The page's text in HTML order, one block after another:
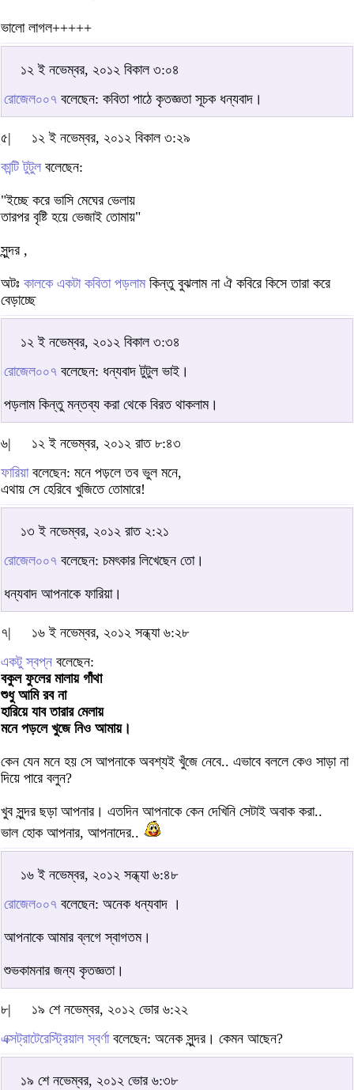
ভালো লাগল+++++
১২ ই নভেম্বর, ২০১২ বিকাল ৩:০৪
রোজেল০০৭ বলেছেন: কবিতা পাঠে কৃতজ্ঞতা সূচক ধন্যবাদ।
৫|
১২ ই নভেম্বর, ২০১২ বিকাল ৩:২৯
কান্টি টুটুল বলেছেন:
"ইচ্ছে করে ভাসি মেঘের ভেলায়
তারপর বৃষ্টি হয়ে ভেজাই তোমায়"
সুন্দর ,
অটঃ কালকে একটা কবিতা পড়লামকিন্তু বুঝলাম না ঐ কবিরে কিসে তারা করে
বেড়াচ্ছে
১২ ই নভেম্বর, ২০১২ বিকাল ৩:৩৪
রোজেল০০৭ বলেছেন: ধন্যবাদ টুটুল ভাই।
পড়লাম কিন্তু মন্তব্য করা থেকে বিরত থাকলাম।
৬|
১২ ই নভেম্বর, ২০১২ রাত ৮:৪৩
ফারিয়াবলেছেন: মনে পড়লে তব ভুল মনে,
এথায় সে হেরিবে খুজিতে তোমারে!
১৩ ই নভেম্বর, ২০১২ রাত ২:২১
রোজেল০০৭ বলেছেন: চমৎকার লিখেছেন তো।
ধন্যবাদ আপনাকে ফারিয়া।
৭|
১৬ ই নভেম্বর, ২০১২ সন্ধ্যা ৬:২৮
একটু স্বপ্ন বলেছেন:
বকুল ফুলের মালায় গাঁথা
শুধু আমি রব না
হারিয়ে যাব তারার মেলায়
মনে পড়লে খুজে নিও আমায়।
কেন যেন মনে হয় সে আপনাকে অবশ্যই খুঁজে নেবে.. এভাবে বললে কেও সাড়া না
দিয়ে পারে বলুন?
খুব সুন্দর ছড়া আপনার। এতদিন আপনাকে কেন দেখিনি সেটাই অবাক করা..
ভাল হোক আপনার, আপনাদের..
১৬ ই নভেম্বর, ২০১২ সন্ধ্যা ৬:৪৮
রোজেল০০৭ বলেছেন: অনেক ধন্যবাদ ।
আপনাকে আমার ব্লগে স্বাগতম।
শুভকামনার জন্য কৃতজ্ঞতা।
৮|
১৯ শে নভেম্বর, ২০১২ ভোর ৬:২২
এক্সট্রাটেরেস্ট্রিয়াল স্বর্ণাবলেছেন: অনেক সুন্দর। কেমন আছেন?
১৯ শে নভেম্বর, ২০১২ ভোর ৬:৩৮